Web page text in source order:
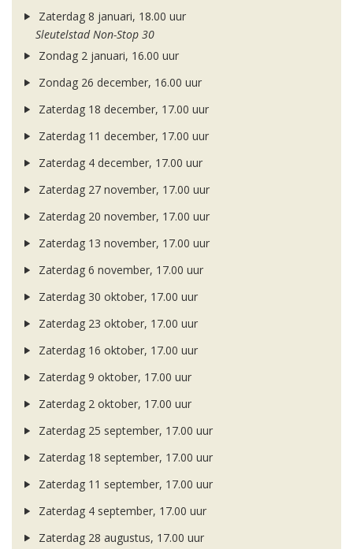
Zaterdag 8 januari, 18.00 uur
Sleutelstad Non-Stop 30
Zondag 2 januari, 16.00 uur
Zondag 26 december, 16.00 uur
Zaterdag 18 december, 17.00 uur
Zaterdag 11 december, 17.00 uur
Zaterdag 4 december, 17.00 uur
Zaterdag 27 november, 17.00 uur
Zaterdag 20 november, 17.00 uur
Zaterdag 13 november, 17.00 uur
Zaterdag 6 november, 17.00 uur
Zaterdag 30 oktober, 17.00 uur
Zaterdag 23 oktober, 17.00 uur
Zaterdag 16 oktober, 17.00 uur
Zaterdag 9 oktober, 17.00 uur
Zaterdag 2 oktober, 17.00 uur
Zaterdag 25 september, 17.00 uur
Zaterdag 18 september, 17.00 uur
Zaterdag 11 september, 17.00 uur
Zaterdag 4 september, 17.00 uur
Zaterdag 28 augustus, 17.00 uur